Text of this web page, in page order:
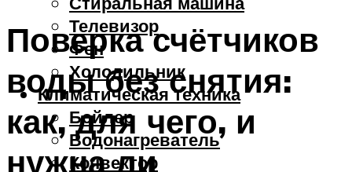
Телевизор
Фен
Холодильник
Климатическая техника
Бойлер
Водонагреватель
Конвектор
Поверка счётчиков
воды без снятия:
как, для чего, и
нужна ли